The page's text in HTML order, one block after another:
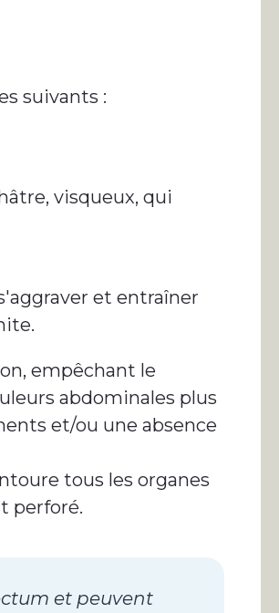
suivants :
visqueux, qui
et entraîner
empêchant le
abdominales plus
et/ou une absence
tous les organes
perforé.
et peuvent